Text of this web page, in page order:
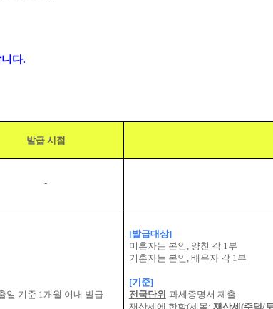
다.
발급 시점
-
일 기준 1개월 이내 발급
[발급대상]
미혼자는 본인 , 양친 각 1부
기혼자는 본인 , 배우자 각 1부
[기준]
전국단위 과세증명서 제출
재산세에 한함(세목: 재산세 (주택 /